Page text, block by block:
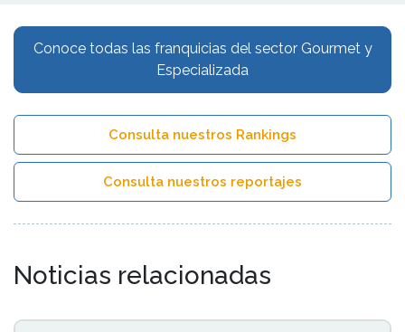
Conoce todas las franquicias del sector Gourmet y
Especializada
Consulta nuestros Rankings
Consulta nuestros reportajes
Noticias relacionadas